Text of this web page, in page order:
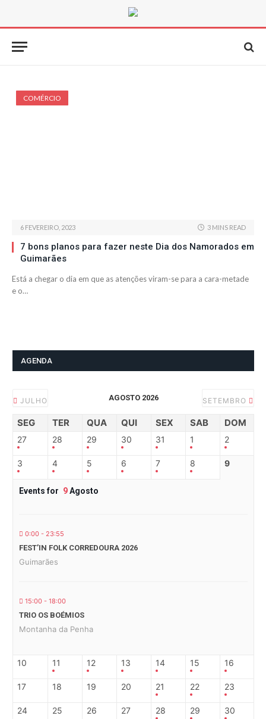
COMÉRCIO
6 FEVEREIRO, 2023 3 MINS READ
7 bons planos para fazer neste Dia dos Namorados em
Guimarães
Está a chegar o dia em que as atenções viram-se para a cara-metade
e o…
AGENDA
JULHO AGOSTO 2026 SETEMBRO
SEG TER QUA QUI SEX SAB DOM
27 28 29 30 31 1 2
3 4 5 6 7 8 9
Events for 9Agosto
0:00 - 23:55
FEST’IN FOLK CORREDOURA 2026
Guimarães
15:00 - 18:00
TRIO OS BOÉMIOS
Montanha da Penha
10 11 12 13 14 15 16
17 18 19 20 21 22 23
24 25 26 27 28 29 30